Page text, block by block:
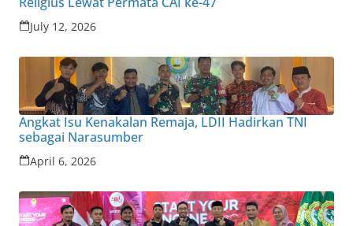
July 12, 2026
Angkat Isu Kenakalan Remaja, LDII Hadirkan TNI
sebagai Narasumber
April 6, 2026